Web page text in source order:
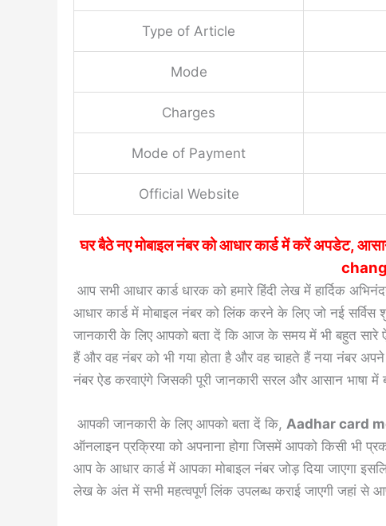
Type of Article
Mode
Charges
Mode of Payment
Official Website
घर बैठे नए मोबाइल नंबर को आधार कार्ड में करें
आप सभी आधार कार्ड धारक को हमारे हिंदी लेख में हार्दिक
आधार कार्ड में मोबाइल नंबर को लिंक करने के लिए जो नई
जानकारी के लिए आपको बता दें कि आज के समय में भी बहुत सारे
हैं और वह नंबर को भी गया होता है और वह चाहते हैं नया नंबर
नंबर ऐड करवाएंगे जिसकी पूरी जानकारी सरल और आसान भाषा में
आपकी जानकारी के लिए आपको बता दें कि, Aadhar card
ऑनलाइन प्रक्रिया को अपनाना होगा जिसमें आपको किसी भी
आप के आधार कार्ड में आपका मोबाइल नंबर जोड़ दिया जाएगा
लेख के अंत में सभी महत्वपूर्ण लिंक उपलब्ध कराई जाएगी जहां से